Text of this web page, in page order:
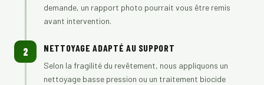
demande, un rapport photo pourrait vous être remis
avant intervention.
2 NETTOYAGE ADAPTÉ AU SUPPORT
Selon la fragilité du revêtement, nous appliquons un
nettoyage basse pression ou un traitement biocide